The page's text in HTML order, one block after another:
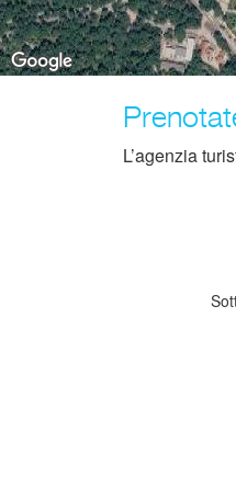
L’agenzia